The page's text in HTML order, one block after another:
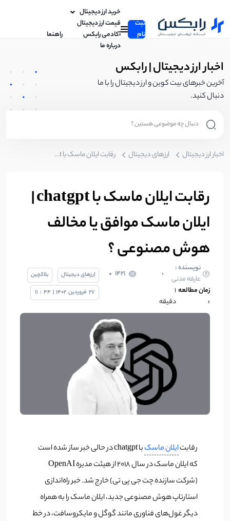
ثبت
نام
خرید ارز دیجیتال
قیمت ارز دیجیتال
آکادمی رابکس
راهنما
درباره ما
اخبار ارز دیجیتال | رابکس
آخرین خبرهای بیت کوین و ارز دیجیتال را با ما
دنبال کنید.
اخبار ارز دیجیتال ارزهای دیجیتال رقابت ایلان ماسک با chatgpt | ایلان ماسک موافق یا مخالف هوش مصنوعی ؟
رقابت ایلان ماسک با chatgpt |
ایلان ماسک موافق یا مخالف
هوش مصنوعی ؟
نویسنده :
عارفه مدنی
1421
زمان مطالعه
:
۱
دقیقه
ارزهای دیجیتال
بلاکچین
27 فروردین 1402
|
44
:
11
رقابتایلان ماسک
با chatgpt در حالی خبر ساز شده است
که ایلان ماسک در سال 2018 از هیئت مدیره OpenAI
(شرکت سازنده چت جی پی تی) خارج شد. خبر راه‌اندازی
استارتاپ هوش مصنوعی جدید، ایلان ماسک را به همراه
دیگر غول‌های فناوری مانند گوگل و مایکروسافت، در خط